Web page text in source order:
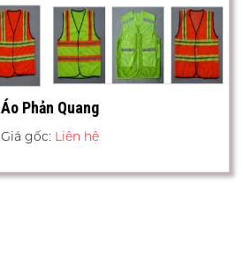
Áo Phản Quang
Giá gốc: Liên hệ